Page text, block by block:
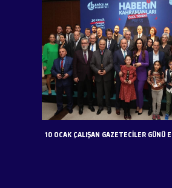
10 OCAK ÇALIŞAN GAZETECİLER GÜNÜ